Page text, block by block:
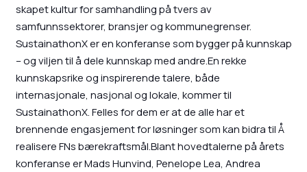
skapet kultur for samhandling på tvers av
samfunnssektorer, bransjer og kommunegrenser.
SustainathonX er en konferanse som bygger på kunnskap
– og viljen til å dele kunnskap med andre.En rekke
kunnskapsrike og inspirerende talere, både
internasjonale, nasjonal og lokale, kommer til
SustainathonX. Felles for dem er at de alle har et
brennende engasjement for løsninger som kan bidra til Å
realisere FNs bærekraftsmål.Blant hovedtalerne på årets
konferanse er Mads Hunvind, Penelope Lea, Andrea